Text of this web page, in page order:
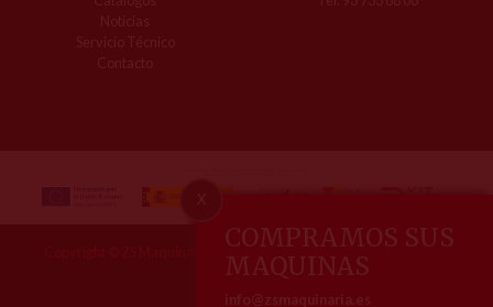
Copyright © ZS Maquinaria | Todos los derechos reservados, 2026
COMPRAMOS SUS
MAQUINAS
info@zsmaquinaria.es